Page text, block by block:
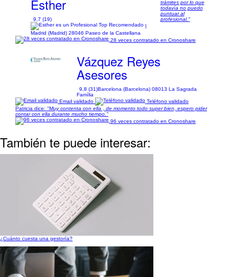
Esther
9,7 (19)
|
Madrid (Madrid) 28046 Paseo de la Castellana
trámites por lo que
todavía no puedo
puntuar al
profesional."
28 veces contratado en Cronoshare
Vázquez Reyes
Asesores
9,8 (31)Barcelona (Barcelona) 08013 La Sagrada
Família
Email validado
Teléfono validado
Patricia dice: "Muy contenta con ella , de momento todo super bien, espero pider
contar con ella durante mucho tiempo."
96 veces contratado en Cronoshare
También te puede interesar:
¿Cuánto cuesta una gestoría?